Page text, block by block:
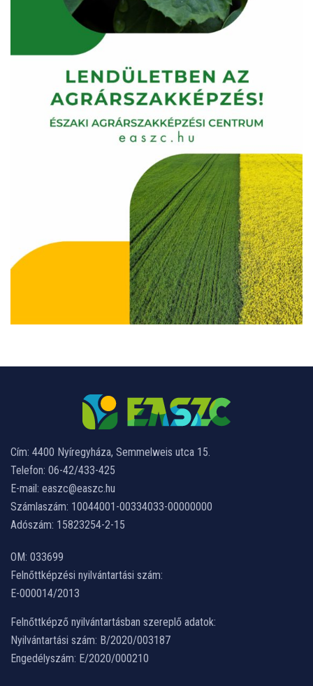
Cím: 4400 Nyíregyháza, Semmelweis utca 15.
Telefon: 06-42/433-425
E-mail: easzc@easzc.hu
Számlaszám: 10044001-00334033-00000000
Adószám: 15823254-2-15
OM: 033699
Felnőttképzési nyilvántartási szám:
E-000014/2013
Felnőttképző nyilvántartásban szereplő adatok:
Nyilvántartási szám: B/2020/003187
Engedélyszám: E/2020/000210